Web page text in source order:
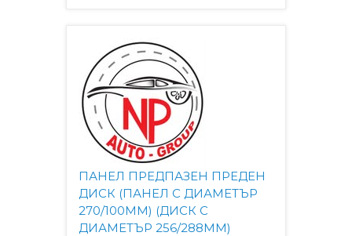
ПАНЕЛ ПРЕДПАЗЕН ПРЕДЕН
ДИСК (ПАНЕЛ С ДИАМЕТЪР
270/100MM) (ДИСК С
ДИАМЕТЪР 256/288MM)